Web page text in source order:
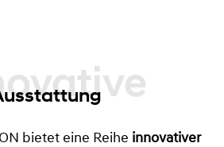
bietet eine Reihe innovativer